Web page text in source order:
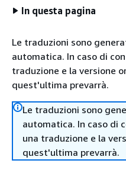
In questa pagina
Le traduzioni sono
automatica. In caso di
traduzione e la versione
quest'ultima prevarrà.
Le traduzioni sono
automatica. In caso di
una traduzione e la
quest'ultima prevarrà.